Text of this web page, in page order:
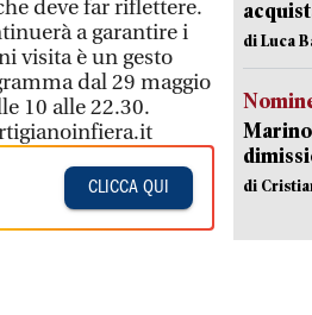
deve far riflettere.
a garantire i
visita è un gesto
dal 29 maggio
10 alle 22.30.
CLICCA QUI
di Luca
di